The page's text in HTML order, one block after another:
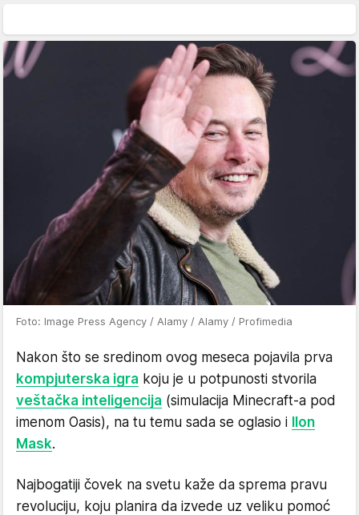
Foto: Image Press Agency / Alamy / Alamy / Profimedia
Nakon što se sredinom ovog meseca pojavila prva
kompjuterska igra koju je u potpunosti stvorila
veštačka inteligencija (simulacija Minecraft-a pod
imenom Oasis), na tu temu sada se oglasio i
Ilon
Mask.
Najbogatiji čovek na svetu kaže da sprema pravu
revoluciju, koju planira da izvede uz veliku pomoć